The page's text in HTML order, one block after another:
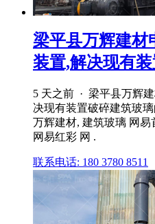
梁平县万辉建材
装置,解决现有装
5 天之前 · 梁平县万辉
决现有装置破碎建筑玻
万辉建材, 建筑玻璃 网
网易红彩 网 .
联系电话: 180 3780 8511